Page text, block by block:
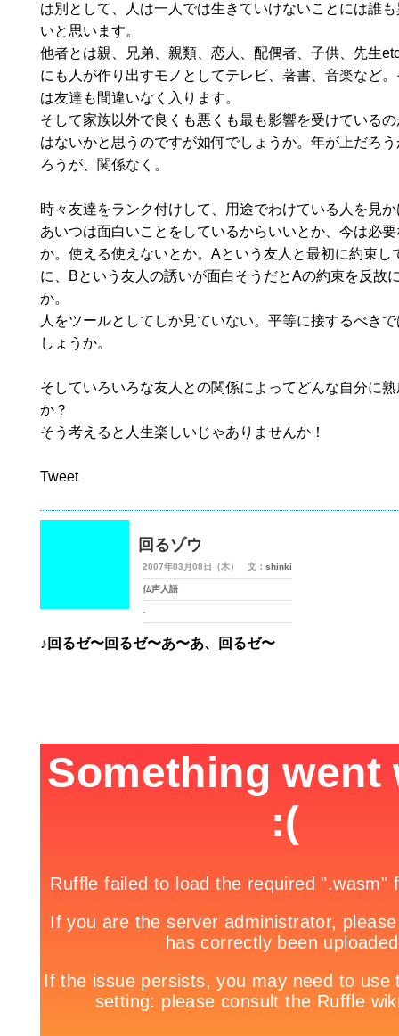
は別として、人は一人では生きていけないことには誰
いと思います。
他者とは親、兄弟、親類、恋人、配偶者、子供、先生
にも人が作り出すモノとしてテレビ、著書、音楽など
は友達も間違いなく入ります。
そして家族以外で良くも悪くも最も影響を受けている
はないかと思うのですが如何でしょうか。年が上だろ
ろうが、関係なく。
時々友達をランク付けして、用途でわけている人を見
あいつは面白いことをしているからいいとか、今は必
か。使える使えないとか。Aという友人と最初に約束し
に、Bという友人の誘いが面白そうだとAの約束を反故
か。
人をツールとしてしか見ていない。平等に接するべき
しょうか。
そしていろいろな友人との関係によってどんな自分に
か？
そう考えると人生楽しいじゃありませんか！
Tweet
回るゾウ
2007年03月08日（木） 文： shinki
仏声人語
-
♪回るゼ〜回るゼ〜あ〜あ、回るゼ〜